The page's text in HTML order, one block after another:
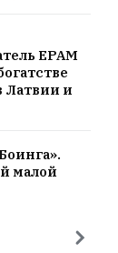
EPAM
Латвии и
малой